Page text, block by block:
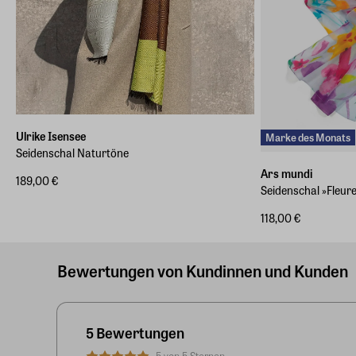
Ulrike Isensee
Seidenschal Naturtöne
189,00 €
Marke des Monats
Ars mundi
Seidenschal
118,00 €
Bewertungen von Kundinnen und Kunden
5 Bewertungen